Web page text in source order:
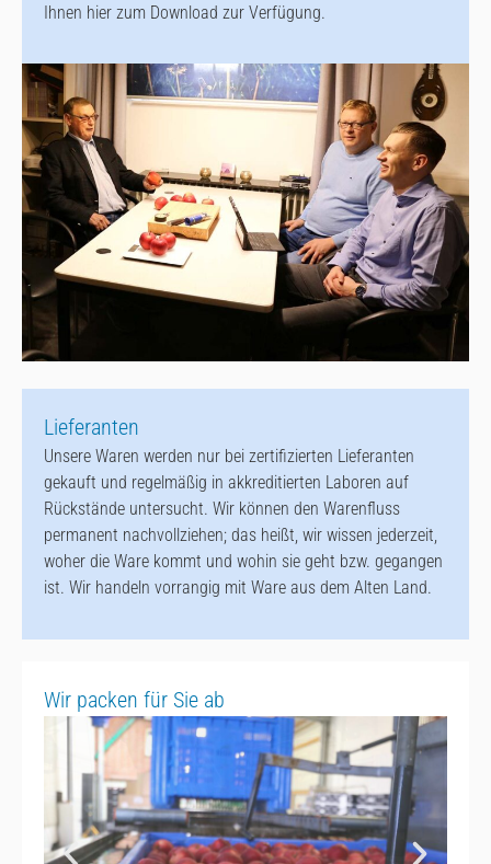
Ihnen hier zum Download zur Verfügung.
Lieferanten
Unsere Waren werden nur bei zertifizierten Lieferanten
gekauft und regelmäßig in akkreditierten Laboren auf
Rückstände untersucht. Wir können den Warenfluss
permanent nachvollziehen; das heißt, wir wissen jederzeit,
woher die Ware kommt und wohin sie geht bzw. gegangen
ist. Wir handeln vorrangig mit Ware aus dem Alten Land.
Wir packen für Sie ab